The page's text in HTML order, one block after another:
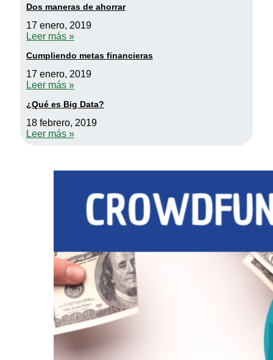
Dos maneras de ahorrar
17 enero, 2019
Leer más »
Cumpliendo metas financieras
17 enero, 2019
Leer más »
¿Qué es Big Data?
18 febrero, 2019
Leer más »